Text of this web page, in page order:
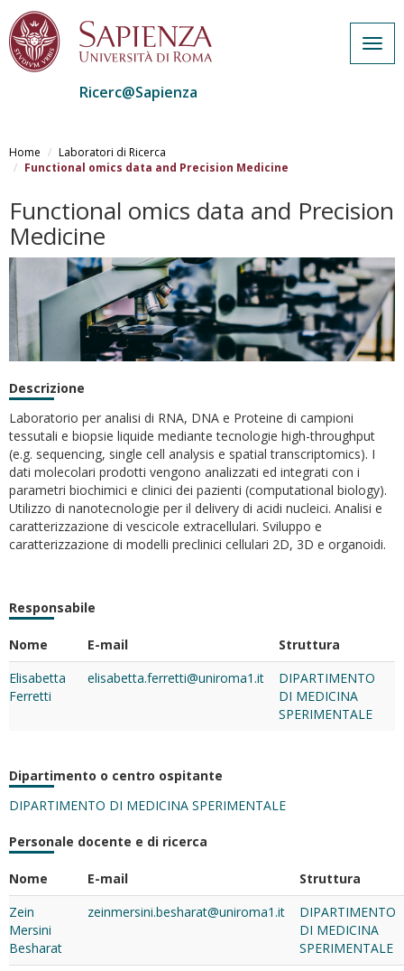
al
contenuto
Ricerc@Sapienza
Home
Laboratori di Ricerca
Functional omics data and Precision Medicine
Functional omics data and Precision
Medicine
Descrizione
Laboratorio per analisi di RNA, DNA e Proteine di campioni
tessutali e biopsie liquide mediante tecnologie high-throughput
(e.g. sequencing, single cell analysis e spatial transcriptomics). I
dati molecolari prodotti vengono analizzati ed integrati con i
parametri biochimici e clinici dei pazienti (computational biology).
Utilizzo di nanotecnologie per il delivery di acidi nucleici. Analisi e
caratterizzazione di vescicole extracellulari. Sviluppo e
caratterizzazione di modelli preclinici cellulari 2D, 3D e organoidi.
Responsabile
Nome E-mail
Struttura
Elisabetta
Ferretti
elisabetta.ferretti@uniroma1.it
DIPARTIMENTO
DI MEDICINA
SPERIMENTALE
Dipartimento o centro ospitante
DIPARTIMENTO DI MEDICINA SPERIMENTALE
Personale docente e di ricerca
Nome E-mail
Struttura
Zein
Mersini
Besharat
zeinmersini.besharat@uniroma1.it
DIPARTIMENTO
DI MEDICINA
SPERIMENTALE